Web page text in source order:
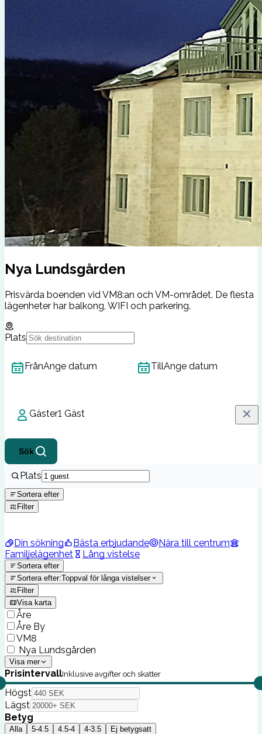
Nya Lundsgården
Prisvärda boenden vid VM8:an och VM-området. De flesta
lägenheter har balkong, WIFI och parkering.
Plats
FrånAnge datum TillAnge datum
Gäster1 Gäst
Sök
Plats
Sortera efter
Filter
Din sökning Bästa erbjudande
Nära till centrum
Familjelägenhet
Lång vistelse
Sortera efter
Sortera efter:Toppval för långa vistelser
Filter
Visa karta
Åre
Åre By
VM8
Nya Lundsgården
Visa mer
PrisintervallInklusive avgifter och skatter
Högst
Lägst
Betyg
Alla 5-4.5 4.5-4 4-3.5 Ej betygsatt